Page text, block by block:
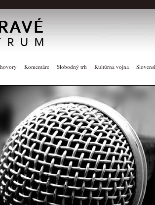
Komentáre Slobodný trh Kultúrna vojna